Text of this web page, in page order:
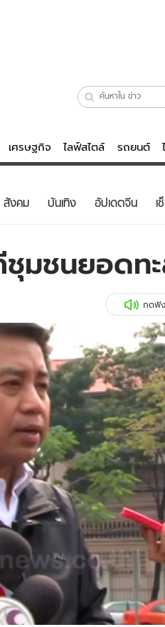
เศรษฐกิจ ไลฟ์สไตล์ รถยนต์
หวย ไลฟ์สไตล์
วัยรุ่น
รถยนต์
สุขภาพ
เที่ยว-กิน
Tasteful
Sanook
สังคม บันเทิง อัปเดตจีน เ
มชนยอดท
กดฟัง